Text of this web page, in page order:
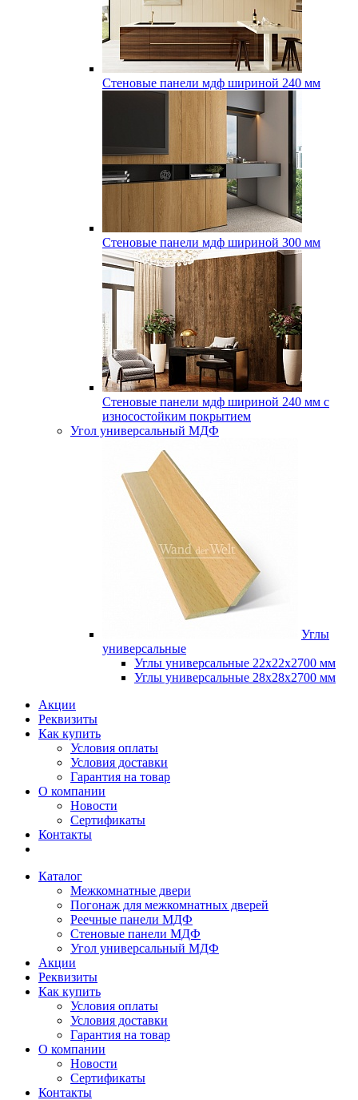
Стеновые панели мдф шириной 240 мм
Стеновые панели мдф шириной 300 мм
Стеновые панели мдф шириной 240 мм с
износостойким покрытием
Угол универсальный МДФ
Углы
универсальные
Углы универсальные 22х22х2700 мм
Углы универсальные 28х28х2700 мм
Акции
Реквизиты
Как купить
Условия оплаты
Условия доставки
Гарантия на товар
О компании
Новости
Сертификаты
Контакты
Каталог
Межкомнатные двери
Погонаж для межкомнатных дверей
Реечные панели МДФ
Стеновые панели МДФ
Угол универсальный МДФ
Акции
Реквизиты
Как купить
Условия оплаты
Условия доставки
Гарантия на товар
О компании
Новости
Сертификаты
Контакты